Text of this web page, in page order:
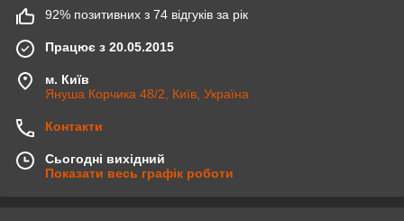
92% позитивних з 74 відгуків за рік
Працює з 20.05.2015
м. Київ
Януша Корчика 48/2, Київ, Україна
Контакти
Сьогодні вихідний
Показати весь графік роботи